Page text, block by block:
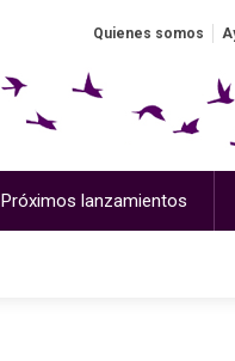
Quienes somos
Próximos lanzamientos